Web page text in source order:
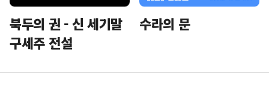
북두의 권 - 신 세기말
구세주 전설
수라의 문